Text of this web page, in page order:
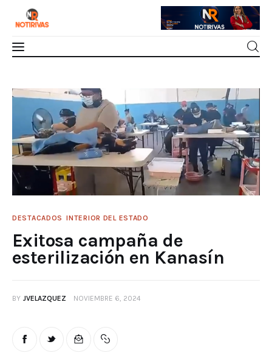
Exitosa campaña de esterilización en
Kanasín
Comments SHARE POST
Mérida
Interior del Estado
Economía
Finanzas
Multimedia
DESTACADOS INTERIOR DEL ESTADO
Exitosa campaña de
esterilización en Kanasín
BY JVELAZQUEZ NOVIEMBRE 6, 2024